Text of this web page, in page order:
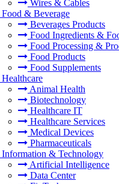
Wires & Cables
Food & Beverage
Beverages Products
Food Ingredients &
Food Processing &
Food Products
Food Supplements
Healthcare
Animal Health
Biotechnology
Healthcare IT
Healthcare Services
Medical Devices
Pharmaceuticals
Information & Technology
Artificial Intelligence
Data Center